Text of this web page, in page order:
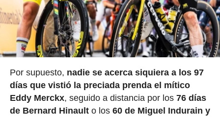
Por supuesto, nadie se acerca siquiera a los 97
días que vistió la preciada prenda el mítico
Eddy Merckx, seguido a distancia por los 76 días
de Bernard Hinault o los 60 de Miguel Indurain y